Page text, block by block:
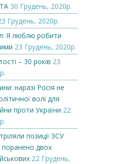
30 Грудень, 2020р.
Грудень, 2020р.
Я люблю робити
23 Грудень, 2020р.
– 30 років 23
наразі Росія не
волі для
проти України 22
позиції ЗСУ
поранено двох
22 Грудень,